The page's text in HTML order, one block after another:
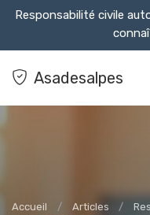
Responsabilité civile
Asadesalpes
Accueil Articles